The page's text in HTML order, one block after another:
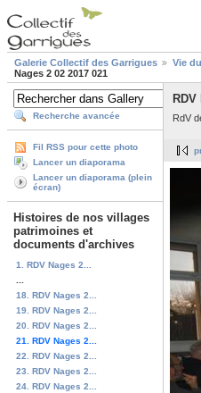
Galerie Collectif des Garrigues Vie
Nages 2 02 2017 021
Recherche avancée
Fil RSS pour cette photo
Lancer un diaporama
Lancer un diaporama (plein
écran)
Histoires de nos villages
patrimoines et
documents d'archives
1. RDV Nages 2...
18. RDV Nages 2...
19. RDV Nages 2...
20. RDV Nages 2...
21. RDV Nages 2...
22. RDV Nages 2...
23. RDV Nages 2...
24. RDV Nages 2...
RDV
RdV